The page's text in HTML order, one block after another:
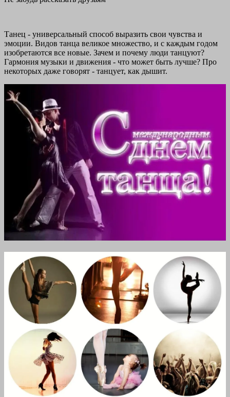
Танец - универсальный способ выразить свои чувства и
эмоции. Видов танца великое множество, и с каждым годом
изобретаются все новые. Зачем и почему люди танцуют?
Гармония музыки и движения - что может быть лучше? Про
некоторых даже говорят - танцует, как дышит.